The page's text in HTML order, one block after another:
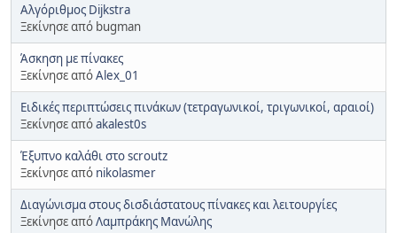
Αλγόριθμος Dijkstra
Ξεκίνησε από bugman
Άσκηση με πίνακες
Ξεκίνησε απόAlex_01
Ειδικές περιπτώσεις πινάκων (τετραγωνικοί, τριγωνικοί, αραιοί)
Ξεκίνησε απόakalest0s
Έξυπνο καλάθι στο scroutz
Ξεκίνησε από nikolasmer
Διαγώνισμα στους δισδιάστατους πίνακες και λειτουργίες
Ξεκίνησε απόΛαμπράκης Μανώλης